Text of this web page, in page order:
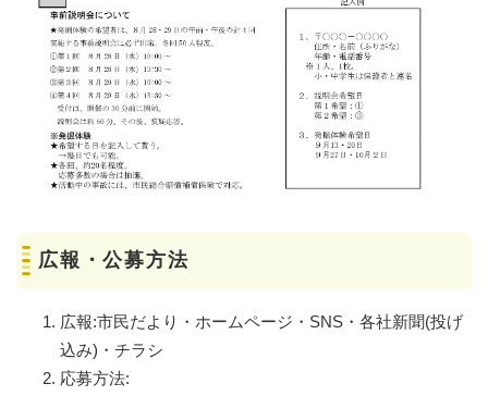
広報・公募方法
広報:市民だより・ホームページ・SNS・各社新聞(投げ
込み)・チラシ
応募方法: